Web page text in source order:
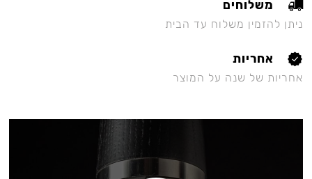
משלוחים
ניתן להזמין משלוח עד הבית
אחריות
אחריות של שנה על המוצר